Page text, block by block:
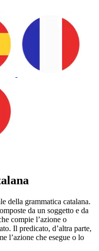
della grammatica catalana.
da un soggetto e da
compie l’azione o
Il predicato, d’altra parte,
l’azione che esegue o lo